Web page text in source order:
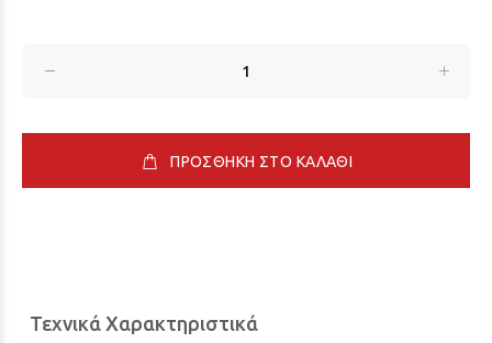
ΠΡΟΣΘΗΚΗ ΣΤΟ ΚΑΛΑΘΙ
Τεχνικά Χαρακτηριστικά